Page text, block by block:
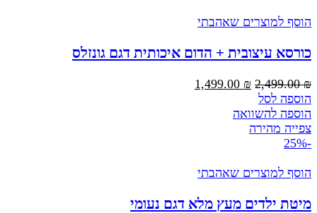
הוסף למוצרים שאהבתי
כורסא עיצובית + הדום איכותית דגם גונזלס
2,499.00₪
המחיר
היה:
2,499.00 ₪.
1,499.00 ₪
הוספה לסל
הוספה להשוואה
צפייה מהירה
-25%
הוסף למוצרים שאהבתי
מיטת ילדים מעץ מלא דגם נעומי